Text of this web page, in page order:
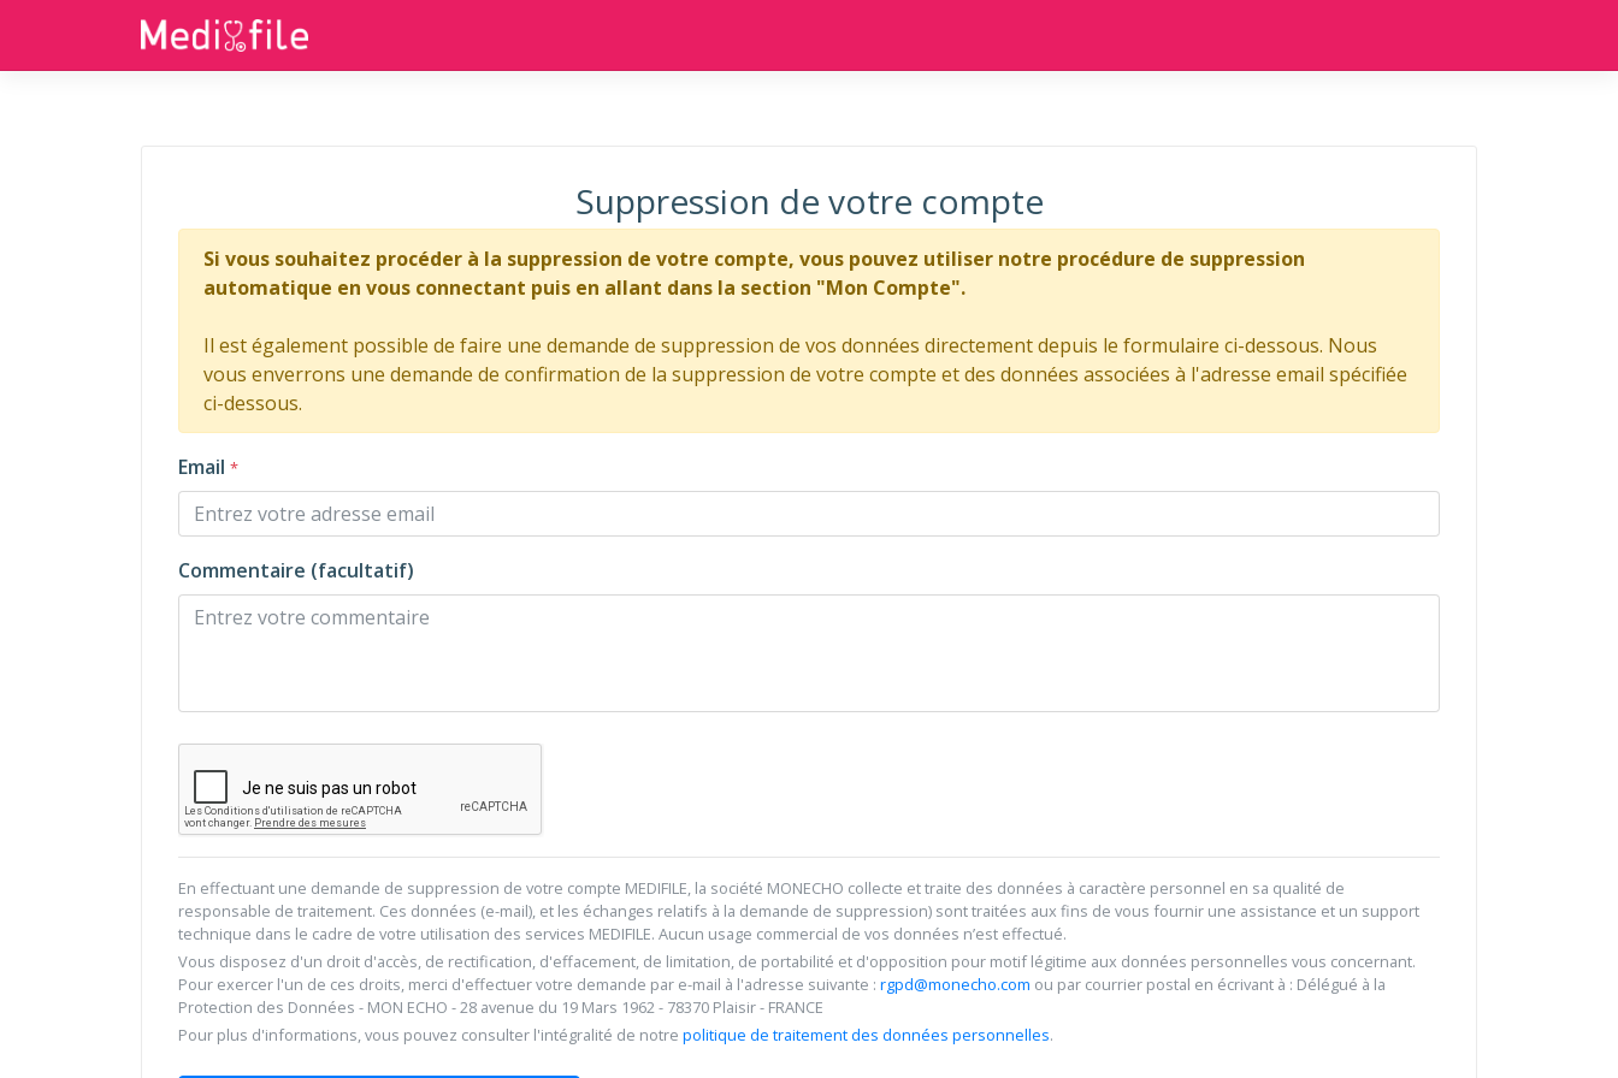
Suppression de votre compte
Si vous souhaitez procéder à la suppression de votre compte, vous pouvez utiliser notre procédure de suppression
automatique en vous connectant puis en allant dans la section "Mon Compte".
Il est également possible de faire une demande de suppression de vos données directement depuis le formulaire ci-dessous. Nous
vous enverrons une demande de confirmation de la suppression de votre compte et des données associées à l'adresse email spécifiée
ci-dessous.
Email *
Commentaire (facultatif)
En effectuant une demande de suppression de votre compte MEDIFILE, la société MONECHO collecte et traite des données à caractère personnel en sa qualité de
responsable de traitement. Ces données (e-mail), et les échanges relatifs à la demande de suppression) sont traitées aux fins de vous fournir une assistance et un support
technique dans le cadre de votre utilisation des services MEDIFILE. Aucun usage commercial de vos données n’est effectué.
Vous disposez d'un droit d'accès, de rectification, d'effacement, de limitation, de portabilité et d'opposition pour motif légitime aux données personnelles vous concernant.
Pour exercer l'un de ces droits, merci d'effectuer votre demande par e-mail à l'adresse suivante : rgpd@monecho.com ou par courrier postal en écrivant à : Délégué à la
Protection des Données - MON ECHO - 28 avenue du 19 Mars 1962 - 78370 Plaisir - FRANCE
Pour plus d'informations, vous pouvez consulter l'intégralité de notre politique de traitement des données personnelles.